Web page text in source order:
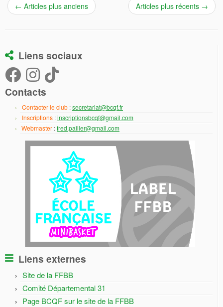
← Articles plus anciens Articles plus récents →
Liens sociaux
Contacts
Contacter le club :secretariat@bcqf.fr
Inscriptions :inscriptionsbcqf@gmail.com
Webmaster :fred.pailler@gmail.com
Liens externes
Site de la FFBB
Comité Départemental 31
Page BCQF sur le site de la FFBB